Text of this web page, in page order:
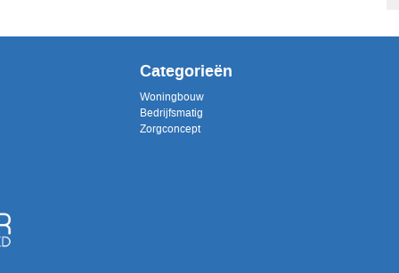
Categorieën
Woningbouw
Bedrijfsmatig
Zorgconcept